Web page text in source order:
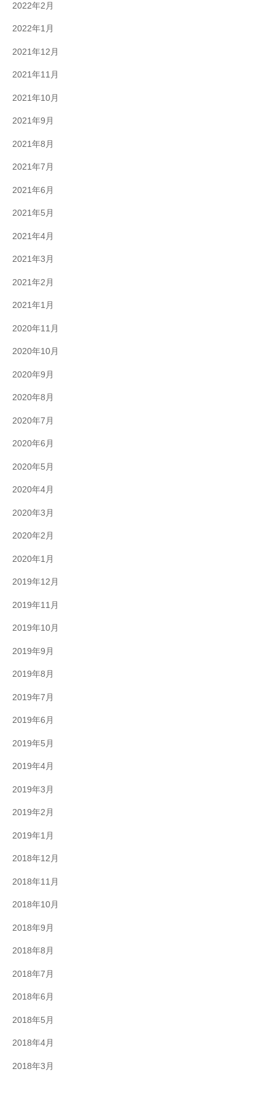
2022年2月
2022年1月
2021年12月
2021年11月
2021年10月
2021年9月
2021年8月
2021年7月
2021年6月
2021年5月
2021年4月
2021年3月
2021年2月
2021年1月
2020年11月
2020年10月
2020年9月
2020年8月
2020年7月
2020年6月
2020年5月
2020年4月
2020年3月
2020年2月
2020年1月
2019年12月
2019年11月
2019年10月
2019年9月
2019年8月
2019年7月
2019年6月
2019年5月
2019年4月
2019年3月
2019年2月
2019年1月
2018年12月
2018年11月
2018年10月
2018年9月
2018年8月
2018年7月
2018年6月
2018年5月
2018年4月
2018年3月